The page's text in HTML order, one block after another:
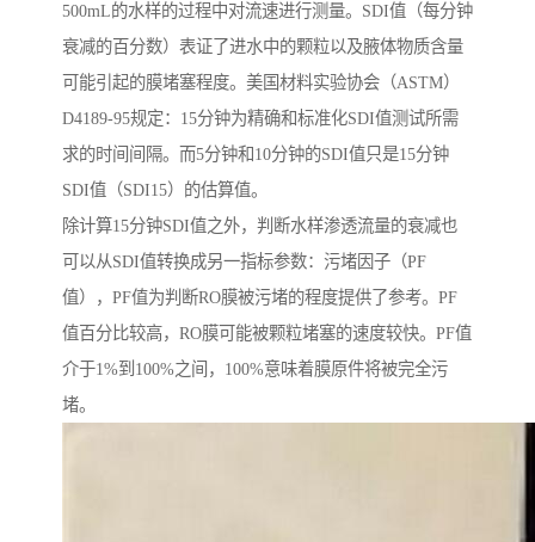
500mL的水样的过程中对流速进行测量。SDI值（每分钟
衰减的百分数）表证了进水中的颗粒以及腋体物质含量
可能引起的膜堵塞程度。美国材料实验协会（ASTM）
D4189-95规定：15分钟为精确和标准化SDI值测试所需
求的时间间隔。而5分钟和10分钟的SDI值只是15分钟
SDI值（SDI15）的估算值。
除计算15分钟SDI值之外，判断水样渗透流量的衰减也
可以从SDI值转换成另一指标参数：污堵因子（PF
值），PF值为判断RO膜被污堵的程度提供了参考。PF
值百分比较高，RO膜可能被颗粒堵塞的速度较快。PF值
介于1%到100%之间，100%意味着膜原件将被完全污
堵。